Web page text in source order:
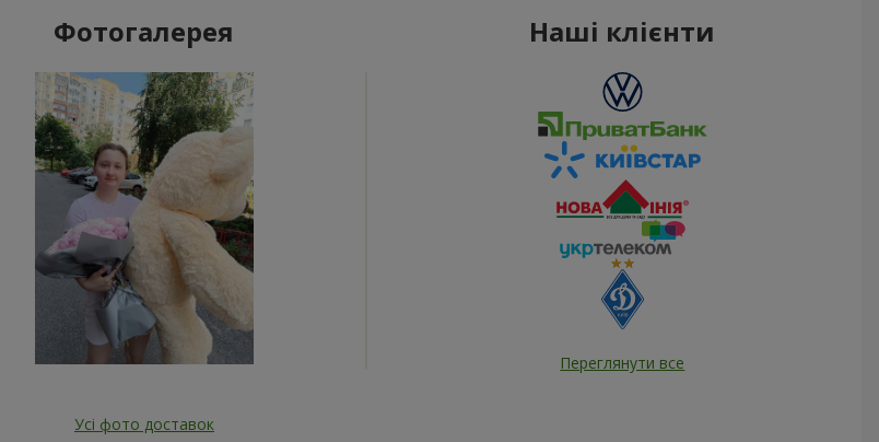
Фотогалерея
Усі фото доставок
Наші клієнти
Переглянути все